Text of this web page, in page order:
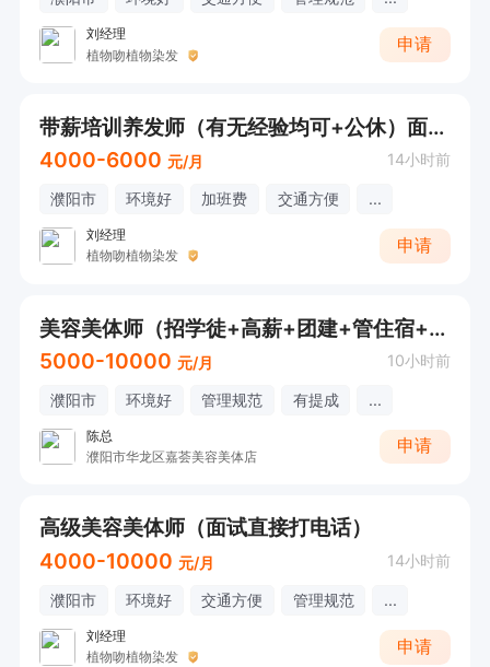
刘经理
植物吻植物染发
申请
带薪培训养发师（有无经验均可+公休）面试直接打电话
4000-6000 元/月 14小时前
濮阳市 环境好 加班费 交通方便 ...
刘经理
植物吻植物染发
申请
美容美体师（招学徒+高薪+团建+管住宿+工作氛围好）
5000-10000 元/月 10小时前
濮阳市 环境好 管理规范 有提成 ...
陈总
濮阳市华龙区嘉荟美容美体店
申请
高级美容美体师（面试直接打电话）
4000-10000 元/月 14小时前
濮阳市 环境好 交通方便 管理规范 ...
刘经理
植物吻植物染发
申请